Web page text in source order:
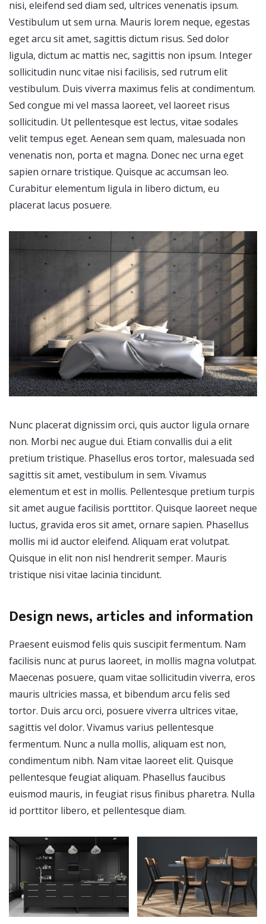
nisi, eleifend sed diam sed, ultrices venenatis ipsum.
Vestibulum ut sem urna. Mauris lorem neque, egestas
eget arcu sit amet, sagittis dictum risus. Sed dolor
ligula, dictum ac mattis nec, sagittis non ipsum. Integer
sollicitudin nunc vitae nisi facilisis, sed rutrum elit
vestibulum. Duis viverra maximus felis at condimentum.
Sed congue mi vel massa laoreet, vel laoreet risus
sollicitudin. Ut pellentesque est lectus, vitae sodales
velit tempus eget. Aenean sem quam, malesuada non
venenatis non, porta et magna. Donec nec urna eget
sapien ornare tristique. Quisque ac accumsan leo.
Curabitur elementum ligula in libero dictum, eu
placerat lacus posuere.
Nunc placerat dignissim orci, quis auctor ligula ornare
non. Morbi nec augue dui. Etiam convallis dui a elit
pretium tristique. Phasellus eros tortor, malesuada sed
sagittis sit amet, vestibulum in sem. Vivamus
elementum et est in mollis. Pellentesque pretium turpis
sit amet augue facilisis porttitor. Quisque laoreet neque
luctus, gravida eros sit amet, ornare sapien. Phasellus
mollis mi id auctor eleifend. Aliquam erat volutpat.
Quisque in elit non nisl hendrerit semper. Mauris
tristique nisi vitae lacinia tincidunt.
Design news, articles and information
Praesent euismod felis quis suscipit fermentum. Nam
facilisis nunc at purus laoreet, in mollis magna volutpat.
Maecenas posuere, quam vitae sollicitudin viverra, eros
mauris ultricies massa, et bibendum arcu felis sed
tortor. Duis arcu orci, posuere viverra ultrices vitae,
sagittis vel dolor. Vivamus varius pellentesque
fermentum. Nunc a nulla mollis, aliquam est non,
condimentum nibh. Nam vitae laoreet elit. Quisque
pellentesque feugiat aliquam. Phasellus faucibus
euismod mauris, in feugiat risus finibus pharetra. Nulla
id porttitor libero, et pellentesque diam.